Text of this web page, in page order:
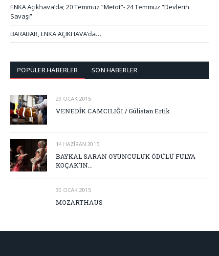
ENKA Açıkhava’da; 20 Temmuz “Metot”- 24 Temmuz “Devlerin
Savaşı”
BARABAR, ENKA AÇIKHAVA’da…
POPÜLER HABERLER SON HABERLER
29 OCAK 2015
VENEDİK CAMCILIĞI / Gülistan Ertik
14 HAZIRAN 2015
BAYKAL SARAN OYUNCULUK ÖDÜLÜ FULYA
KOÇAK’IN…
30 OCAK 2015
MOZARTHAUS